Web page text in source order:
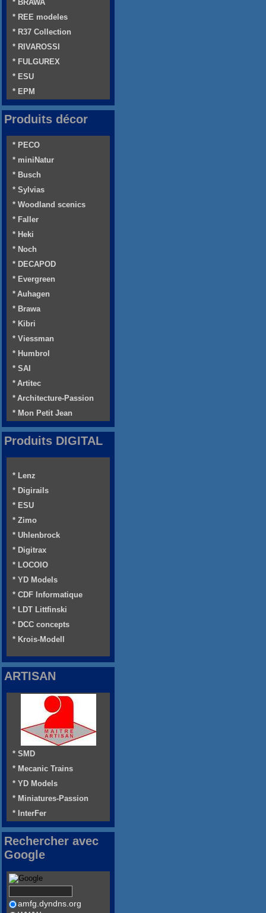
* BRAWA
* REE modeles
* R37 Collection
* RIVAROSSI
* FULGUREX
* ESU
* EPM
Produits décor
* PECO
* miniNatur
* Busch
* Sylvias
* Woodland scenics
* Faller
* Heki
* Noch
* DECAPOD
* Evergreen
* Auhagen
* Brawa
* Kibri
* Viessman
* Humbrol
* SAI
* Artitec
* Architecture-Passion
* Mon Petit Jean
Produits DIGITAL
* Lenz
* Digirails
* ESU
* Zimo
* Uhlenbrock
* Digitrax
* LOCOIO
* YD Models
* CDF Informatique
* LDT Littfinski
* DCC concepts
* Krois-Modell
ARTISAN
* SMD
* Mecanic Trains
* YD Models
* Miniatures-Passion
* InterFer
Rechercher avec
Google
amfg.dyndns.org